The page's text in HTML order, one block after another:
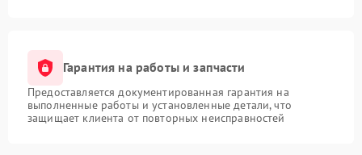
Гарантия на работы и запчасти
Предоставляется документированная гарантия на
выполненные работы и установленные детали, что
защищает клиента от повторных неисправностей